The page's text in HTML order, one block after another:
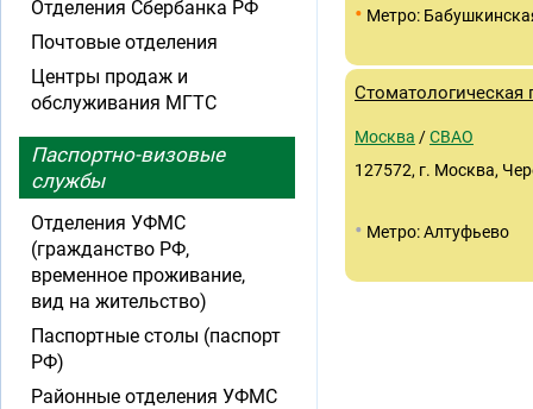
• Метро:
Москва /СВАО
127572, г. Москва,
• Метро: Алтуфьево
Отделения Сбербанка РФ
Почтовые отделения
Центры продаж и
обслуживания МГТС
Паспортно-визовые
службы
Отделения УФМС
(гражданство РФ,
временное проживание,
вид на жительство)
Паспортные столы (паспорт
РФ)
Районные отделения УФМС